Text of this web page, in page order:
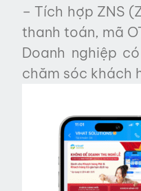
– Tích hợp ZNS
thanh toán, mã
Doanh nghiệp
chăm sóc khách